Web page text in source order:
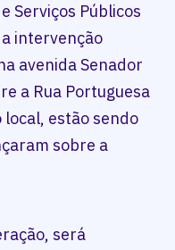
Serviços Públicos
intervenção
avenida Senador
a Rua Portuguesa
local, estão sendo
sobre a
será